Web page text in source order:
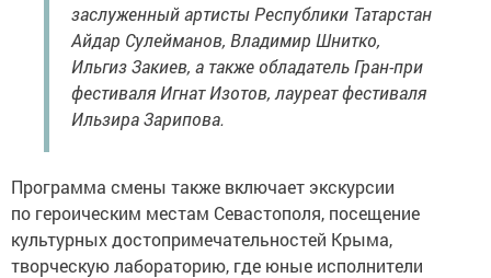
заслуженный артисты Республики Татарстан
Айдар Сулейманов, Владимир Шнитко,
Ильгиз Закиев, а также обладатель Гран-при
фестиваля Игнат Изотов, лауреат фестиваля
Ильзира Зарипова.
Программа смены также включает экскурсии
по героическим местам Севастополя, посещение
культурных достопримечательностей Крыма,
творческую лабораторию, где юные исполнители